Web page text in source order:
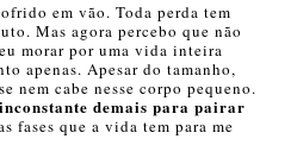
em vão. Toda perda tem
Mas agora percebo que não
morar por uma vida inteira
apenas. Apesar do tamanho,
nem cabe nesse corpo pequeno.
demais para pairar
fases que a vida tem para me